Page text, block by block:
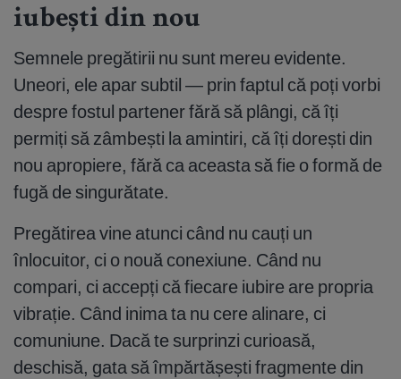
iubești din nou
Semnele pregătirii nu sunt mereu evidente.
Uneori, ele apar subtil — prin faptul că poți vorbi
despre fostul partener fără să plângi, că îți
permiți să zâmbești la amintiri, că îți dorești din
nou apropiere, fără ca aceasta să fie o formă de
fugă de singurătate.
Pregătirea vine atunci când nu cauți un
înlocuitor, ci o nouă conexiune. Când nu
compari, ci accepți că fiecare iubire are propria
vibrație. Când inima ta nu cere alinare, ci
comuniune. Dacă te surprinzi curioasă,
deschisă, gata să împărtășești fragmente din